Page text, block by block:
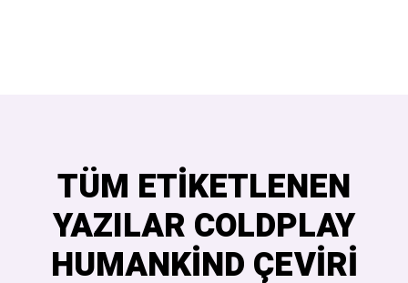
TÜM ETIKETLENEN
YAZILAR COLDPLAY
HUMANKIND ÇEVIRI